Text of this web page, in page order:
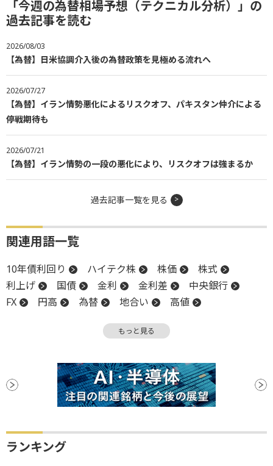
「今週の為替相場予想（テクニカル分析）」の
過去記事を読む
2026/08/03
【為替】日米協調介入後の為替政策を見極める流れへ
2026/07/27
【為替】イラン情勢悪化によるリスクオフ、パキスタン仲介による
停戦期待も
2026/07/21
【為替】イラン情勢の一段の悪化により、リスクオフは強まるか
過去記事一覧を見る
関連用語一覧
10年債利回り ハイテク株 株価
株式
利上げ
国債 金利 金利差
中央銀行
FX
円高 為替 地合い
高値
チャート
日経平均株価
為替政策 現在値 CB
全面安
長期金利
調整 年初来高値 始値
FRB 大台 株価指数
為替相場
政策金利
日銀 年初来安値
安値
利下げ
ローソク足
もっと見る
ランキング